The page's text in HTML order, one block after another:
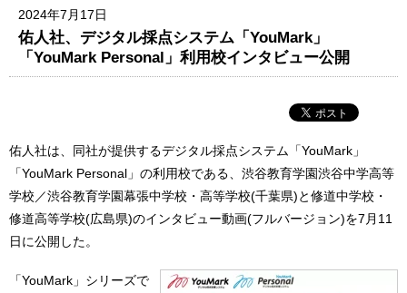
2024年7月17日
佑人社、デジタル採点システム「YouMark」
「YouMark Personal」利用校インタビュー公開
佑人社は、同社が提供するデジタル採点システム「YouMark」
「YouMark Personal」の利用校である、渋谷教育学園渋谷中学高等
学校／渋谷教育学園幕張中学校・高等学校(千葉県)と修道中学校・
修道高等学校(広島県)のインタビュー動画(フルバージョン)を7月11
日に公開した。
「YouMark」シリーズで